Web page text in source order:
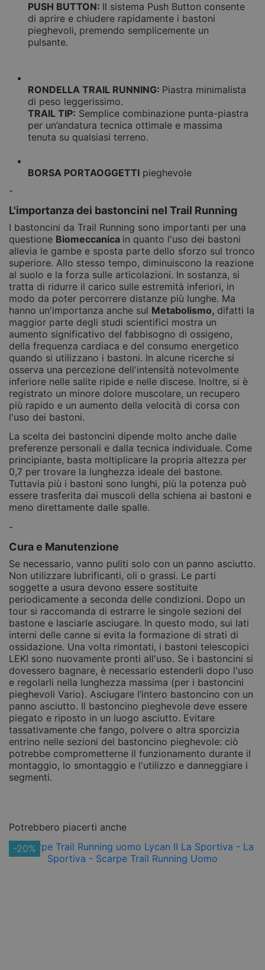
PUSH BUTTON: Il sistema Push Button consente
di aprire e chiudere rapidamente i bastoni
pieghevoli, premendo semplicemente un
pulsante.
RONDELLA TRAIL RUNNING: Piastra minimalista
di peso leggerissimo.
TRAIL TIP: Semplice combinazione punta-piastra
per un’andatura tecnica ottimale e massima
tenuta su qualsiasi terreno.
BORSA PORTAOGGETTI pieghevole
-
L'importanza dei bastoncini nel Trail Running
I bastoncini da Trail Running sono importanti per una
questione Biomeccanica in quanto l'uso dei bastoni
allevia le gambe e sposta parte dello sforzo sul tronco
superiore. Allo stesso tempo, diminuiscono la reazione
al suolo e la forza sulle articolazioni. In sostanza, si
tratta di ridurre il carico sulle estremità inferiori, in
modo da poter percorrere distanze più lunghe. Ma
hanno un'importanza anche sul Metabolismo, difatti la
maggior parte degli studi scientifici mostra un
aumento significativo del fabbisogno di ossigeno,
della frequenza cardiaca e del consumo energetico
quando si utilizzano i bastoni. In alcune ricerche si
osserva una percezione dell'intensità notevolmente
inferiore nelle salite ripide e nelle discese. Inoltre, si è
registrato un minore dolore muscolare, un recupero
più rapido e un aumento della velocità di corsa con
l'uso dei bastoni.
La scelta dei bastoncini dipende molto anche dalle
preferenze personali e dalla tecnica individuale. Come
principiante, basta moltiplicare la propria altezza per
0,7 per trovare la lunghezza ideale del bastone.
Tuttavia più i bastoni sono lunghi, più la potenza può
essere trasferita dai muscoli della schiena ai bastoni e
meno direttamente dalle spalle.
-
Cura e Manutenzione
Se necessario, vanno puliti solo con un panno asciutto.
Non utilizzare lubrificanti, oli o grassi. Le parti
soggette a usura devono essere sostituite
periodicamente a seconda delle condizioni. Dopo un
tour si raccomanda di estrarre le singole sezioni del
bastone e lasciarle asciugare. In questo modo, sui lati
interni delle canne si evita la formazione di strati di
ossidazione. Una volta rimontati, i bastoni telescopici
LEKI sono nuovamente pronti all'uso. Se i bastoncini si
dovessero bagnare, è necessario estenderli dopo l'uso
e regolarli nella lunghezza massima (per i bastoncini
pieghevoli Vario). Asciugare l’intero bastoncino con un
panno asciutto. Il bastoncino pieghevole deve essere
piegato e riposto in un luogo asciutto. Evitare
tassativamente che fango, polvere o altra sporcizia
entrino nelle sezioni del bastoncino pieghevole: ciò
potrebbe comprometterne il funzionamento durante il
montaggio, lo smontaggio e l'utilizzo e danneggiare i
segmenti.
Potrebbero piacerti anche
-20%